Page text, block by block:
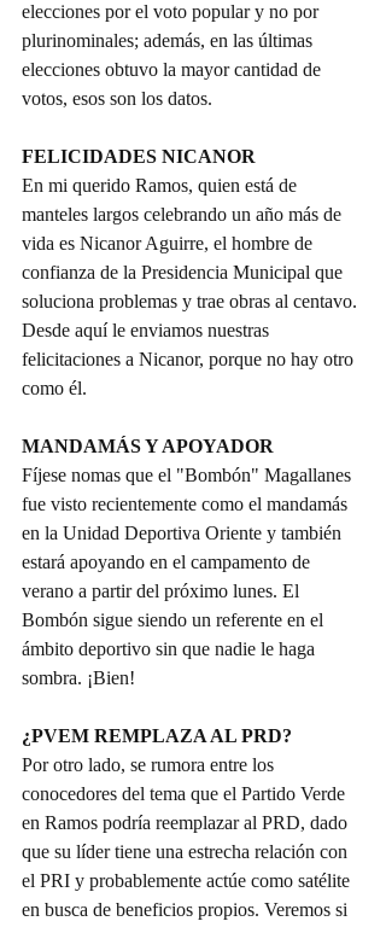
elecciones por el voto popular y no por
plurinominales; además, en las últimas
elecciones obtuvo la mayor cantidad de
votos, esos son los datos.
FELICIDADES NICANOR
En mi querido Ramos, quien está de
manteles largos celebrando un año más de
vida es Nicanor Aguirre, el hombre de
confianza de la Presidencia Municipal que
soluciona problemas y trae obras al centavo.
Desde aquí le enviamos nuestras
felicitaciones a Nicanor, porque no hay otro
como él.
MANDAMÁS Y APOYADOR
Fíjese nomas que el "Bombón" Magallanes
fue visto recientemente como el mandamás
en la Unidad Deportiva Oriente y también
estará apoyando en el campamento de
verano a partir del próximo lunes. El
Bombón sigue siendo un referente en el
ámbito deportivo sin que nadie le haga
sombra. ¡Bien!
¿PVEM REMPLAZA AL PRD?
Por otro lado, se rumora entre los
conocedores del tema que el Partido Verde
en Ramos podría reemplazar al PRD, dado
que su líder tiene una estrecha relación con
el PRI y probablemente actúe como satélite
en busca de beneficios propios. Veremos si